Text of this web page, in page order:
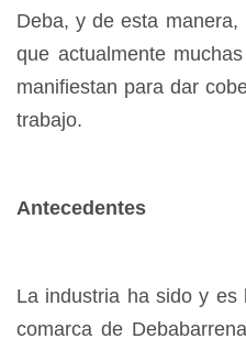
Deba, y de esta manera,
que actualmente
manifiestan para dar
trabajo.
Antecedentes
La industria ha sido y es
comarca de